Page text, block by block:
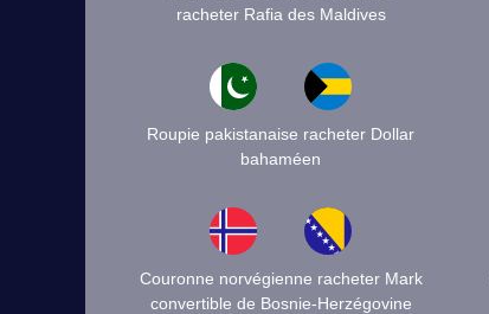
racheter Rafia des Maldives
Roupie pakistanaise racheter Dollar
bahaméen
Couronne norvégienne racheter Mark
convertible de Bosnie-Herzégovine